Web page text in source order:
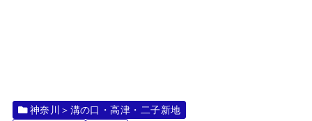
神奈川＞溝の口・高津・二子新地